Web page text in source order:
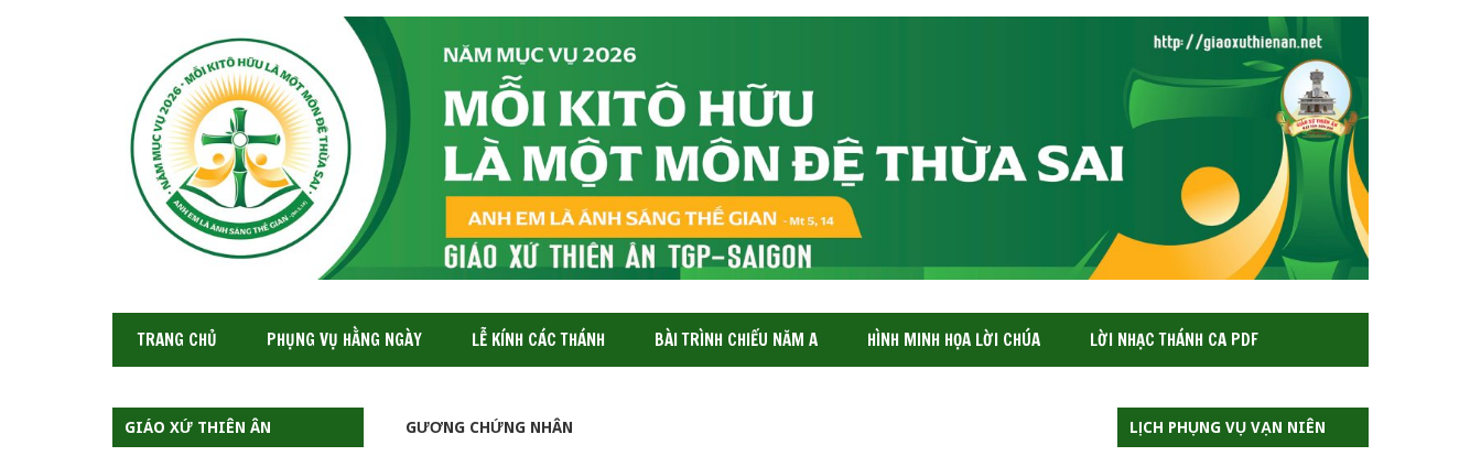
XỨ
THIÊN
ÂN-
SAIGON
TRANG CHỦ PHỤNG VỤ HẰNG NGÀY LỄ KÍNH CÁC THÁNH BÀI TRÌNH CHIẾU NĂM A HÌNH MINH HỌA LỜI CHÚA LỜI NHẠC THÁNH CA PDF
GIÁO XỨ THIÊN ÂN GƯƠNG CHỨNG NHÂN LỊCH PHỤNG VỤ VẠN NIÊN